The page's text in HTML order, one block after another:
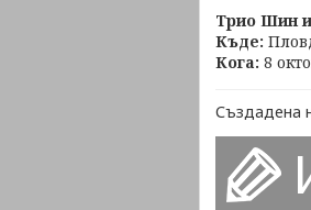
Трио Шин
Къде:
Кога: 8
Създадена